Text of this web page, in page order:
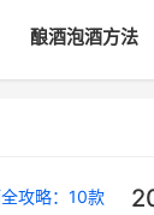
酿酒泡酒方法